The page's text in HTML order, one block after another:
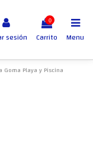
sesión
0
Carrito Menu
Goma Playa y Piscina